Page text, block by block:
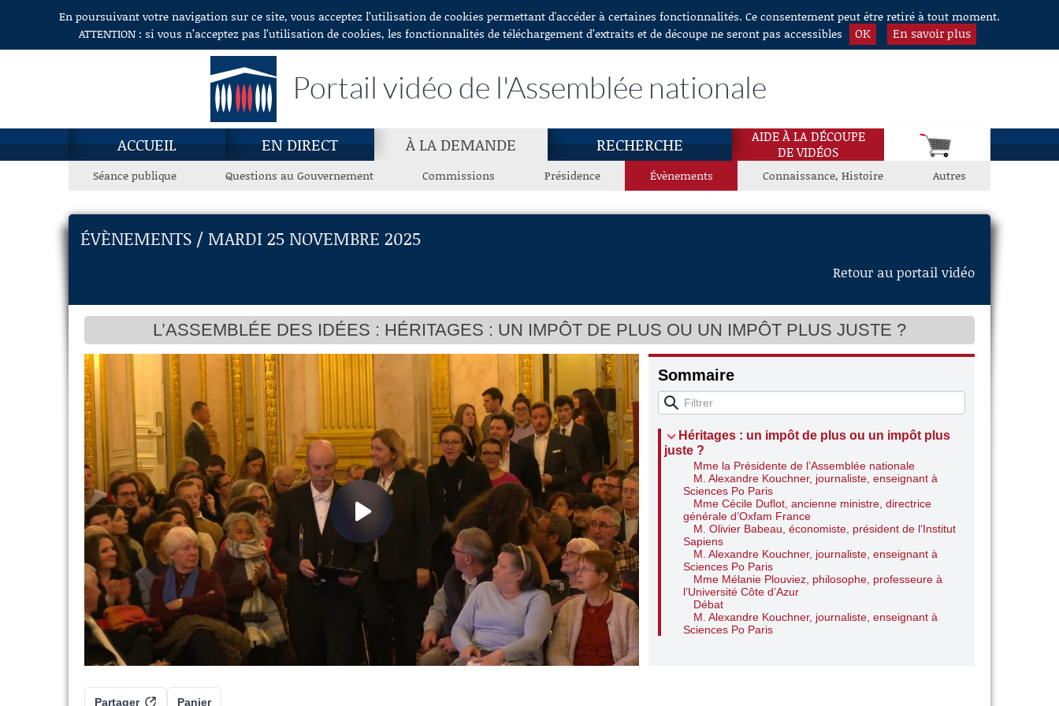
Aller au contenuEn poursuivant votre navigation sur ce site, vous acceptez l’utilisation de cookies permettant d'accéder à certaines fonctionnalités. Ce consentement peut être retiré à tout moment.
ATTENTION : si vous n’acceptez pas l’utilisation de cookies, les fonctionnalités de téléchargement d’extraits et de découpe ne seront pas accessibles
OK En savoir plus
Portail vidéo de l'Assemblée nationale
ACCUEIL EN DIRECT À LA DEMANDE RECHERCHE
AIDE À LA DÉCOUPE
DE VIDÉOS
Séance publique Questions au Gouvernement Commissions Présidence Évènements Connaissance, Histoire Autres
ÉVÈNEMENTS / MARDI 25 NOVEMBRE 2025
Retour au portail vidéo
L’ASSEMBLÉE DES IDÉES : HÉRITAGES : UN IMPÔT DE PLUS OU UN IMPÔT PLUS JUSTE ?
Sommaire
Héritages : un impôt de plus ou un impôt plus
juste ?
Mme la Présidente de l’Assemblée nationale
M. Alexandre Kouchner, journaliste, enseignant à
Sciences Po Paris
Mme Cécile Duflot, ancienne ministre, directrice
générale d’Oxfam France
M. Olivier Babeau, économiste, président de l’Institut
Sapiens
M. Alexandre Kouchner, journaliste, enseignant à
Sciences Po Paris
Mme Mélanie Plouviez, philosophe, professeure à
l’Université Côte d’Azur
Débat
M. Alexandre Kouchner, journaliste, enseignant à
Sciences Po Paris
Panier
Partager